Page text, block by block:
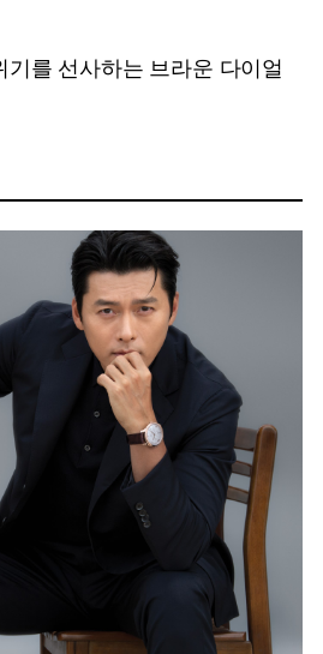
를 선사하는 브라운 다이얼